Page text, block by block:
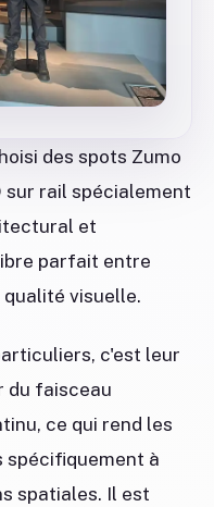
des spots Zumo
sur rail spécialement
et
parfait entre
visuelle.
c'est leur
du faisceau
ce qui rend les
à
spatiales. Il est